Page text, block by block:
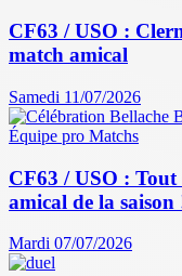
CF63 / USO :
match amical
Samedi 11/07/2026
Équipe pro Matchs
CF63 / USO :
amical de la saison
Mardi 07/07/2026